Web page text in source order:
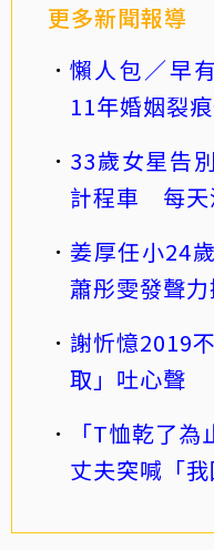
更多新聞報導
懶人包／早
11年婚姻裂
33歲女星告
計程車 每天
姜厚任小24
蕭彤雯發聲
謝忻憶2019
取」吐心聲
「T恤乾了
丈夫突喊「